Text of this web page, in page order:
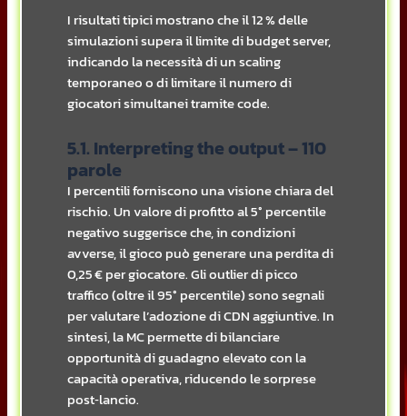
I risultati tipici mostrano che il 12 % delle
simulazioni supera il limite di budget server,
indicando la necessità di un scaling
temporaneo o di limitare il numero di
giocatori simultanei tramite code.
5.1. Interpreting the output – 110
parole
I percentili forniscono una visione chiara del
rischio. Un valore di profitto al 5° percentile
negativo suggerisce che, in condizioni
avverse, il gioco può generare una perdita di
0,25 € per giocatore. Gli outlier di picco
traffico (oltre il 95° percentile) sono segnali
per valutare l’adozione di CDN aggiuntive. In
sintesi, la MC permette di bilanciare
opportunità di guadagno elevato con la
capacità operativa, riducendo le sorprese
post‑lancio.